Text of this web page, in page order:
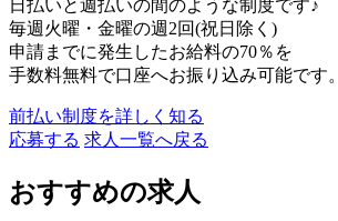
日払いと週払いの間のような制度です♪
毎週火曜・金曜の週2回(祝日除く)
申請までに発生したお給料の70％を
手数料無料で口座へお振り込み可能です。
前払い制度を詳しく知る
応募する 求人一覧へ戻る
おすすめの求人